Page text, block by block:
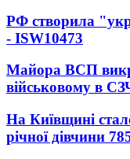
РФ створила
- ISW10473
Майора ВСП
військовому в
На Київщині
річної дівчини